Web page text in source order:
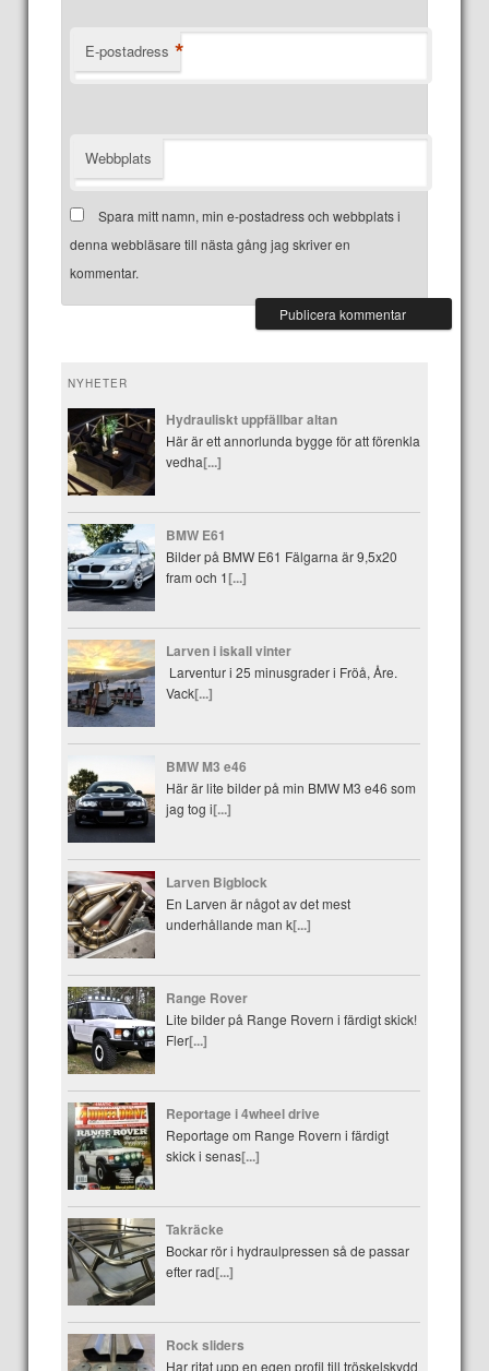
E-postadress *
Webbplats
Spara mitt namn, min e-postadress och webbplats i
denna webbläsare till nästa gång jag skriver en
kommentar.
NYHETER
Hydrauliskt uppfällbar altan
Här är ett annorlunda bygge för att förenkla
vedha[...]
BMW E61
Bilder på BMW E61 Fälgarna är 9,5x20
fram och 1[...]
Larven i iskall vinter
Larventur i 25 minusgrader i Fröå, Åre.
Vack[...]
BMW M3 e46
Här är lite bilder på min BMW M3 e46 som
jag tog i[...]
Larven Bigblock
En Larven är något av det mest
underhållande man k[...]
Range Rover
Lite bilder på Range Rovern i färdigt skick!
Fler[...]
Reportage i 4wheel drive
Reportage om Range Rovern i färdigt
skick i senas[...]
Takräcke
Bockar rör i hydraulpressen så de passar
efter rad[...]
Rock sliders
Har ritat upp en egen profil till tröskelskydd